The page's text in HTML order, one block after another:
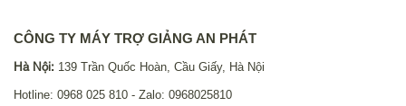
CÔNG TY MÁY TRỢ GIẢNG AN PHÁT
Hà Nội: 139 Trần Quốc Hoàn, Cầu Giấy, Hà Nội
Hotline: 0968 025 810 - Zalo: 0968025810